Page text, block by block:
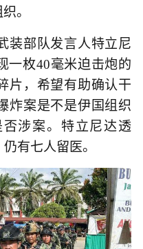
。
装部队发言人特立尼
一枚40毫米迫击炮的
片，希望有助确认干
炸案是不是伊国组织
涉案。特立尼达透
有七人留医。